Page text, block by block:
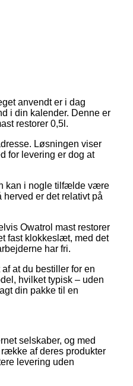
anvendt er i dag
i din kalender. Denne er
restorer 0,5l.
Løsningen viser
for levering er dog at
kan i nogle tilfælde være
er det relativt på
Owatrol mast restorer
fast klokkeslæt, med det
har fri.
at du bestiller for en
hvilket typisk – uden
din pakke til en
selskaber, og med
af deres produkter
levering uden